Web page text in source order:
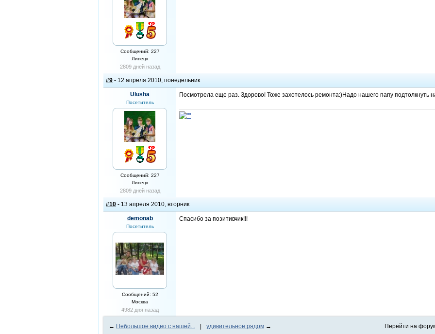
Сообщений: 227
Липецк
2809 дней назад
#9 - 12 апреля 2010, понедельник
Ulusha
Посетитель
Сообщений: 227
Липецк
2809 дней назад
Посмотрела еще раз. Здорово! Тоже захотелось ремонта:)Надо нашего папу подтолкнуть
#10 - 13 апреля 2010, вторник
demonab
Посетитель
Сообщений: 52
Москва
4982 дня назад
Спасибо за позитивчик!!!
← Небольшое видео с нашей... удивительное рядом → Перейти на